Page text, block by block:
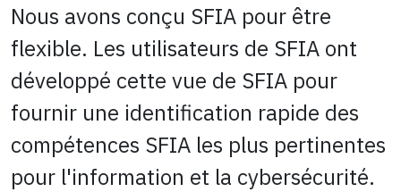
Nous avons conçu SFIA pour être
flexible. Les utilisateurs de SFIA ont
développé cette vue de SFIA pour
fournir une identification rapide des
compétences SFIA les plus pertinentes
pour l'information et la cybersécurité.